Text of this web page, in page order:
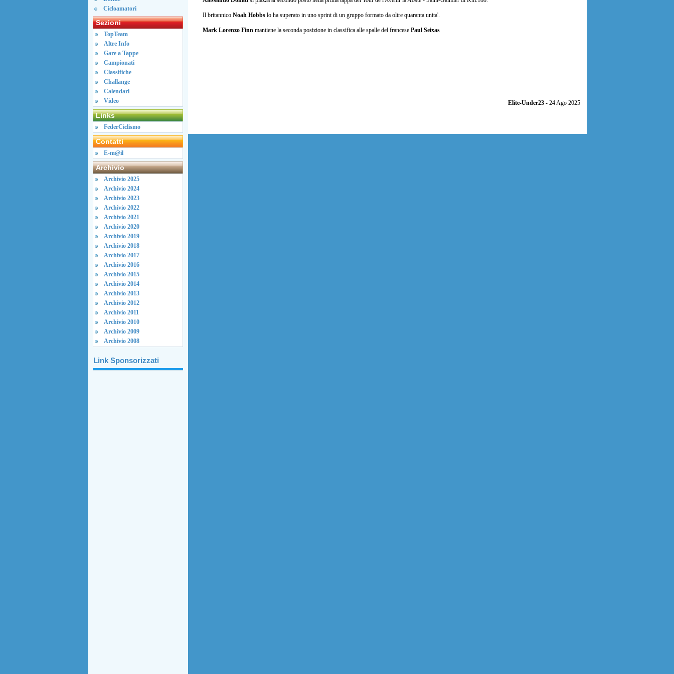
Cicloamatori
Sezioni
TopTeam
Altre Info
Gare a Tappe
Campionati
Classifiche
Challange
Calendari
Video
Links
FederCiclismo
Contatti
E-m@il
Archivio
Archivio 2025
Archivio 2024
Archivio 2023
Archivio 2022
Archivio 2021
Archivio 2020
Archivio 2019
Archivio 2018
Archivio 2017
Archivio 2016
Archivio 2015
Archivio 2014
Archivio 2013
Archivio 2012
Archivio 2011
Archivio 2010
Archivio 2009
Archivio 2008
Link Sponsorizzati
Il britannico Noah Hobbs lo ha superato in uno sprint di un gruppo formato da oltre quaranta unita'.
Mark Lorenzo Finn mantiene la seconda posizione in classifica alle spalle del francese Paul Seixas
Elite-Under23- 24 Ago 2025